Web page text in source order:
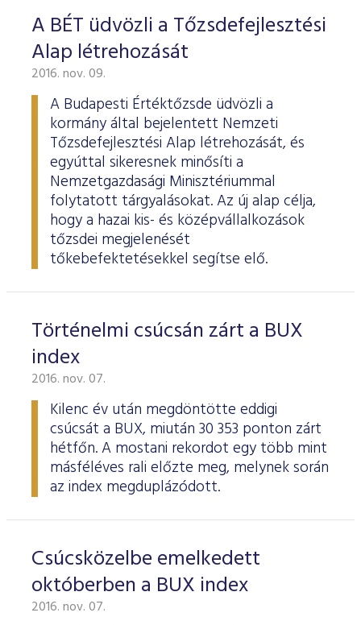
A BÉT üdvözli a Tőzsdefejlesztési
Alap létrehozását
2016. nov. 09.
A Budapesti Értéktőzsde üdvözli a
kormány által bejelentett Nemzeti
Tőzsdefejlesztési Alap létrehozását, és
egyúttal sikeresnek minősíti a
Nemzetgazdasági Minisztériummal
folytatott tárgyalásokat. Az új alap célja,
hogy a hazai kis- és középvállalkozások
tőzsdei megjelenését
tőkebefektetésekkel segítse elő.
Történelmi csúcsán zárt a BUX
index
2016. nov. 07.
Kilenc év után megdöntötte eddigi
csúcsát a BUX, miután 30 353 ponton zárt
hétfőn. A mostani rekordot egy több mint
másféléves rali előzte meg, melynek során
az index megduplázódott.
Csúcsközelbe emelkedett
októberben a BUX index
2016. nov. 07.